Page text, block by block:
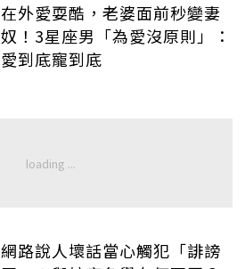
在外愛耍酷，老婆面前秒變妻
奴！3星座男「為愛沒原則」：
愛到底寵到底
網路說人壞話當心觸犯「誹謗